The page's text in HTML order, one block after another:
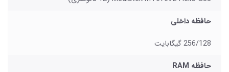
حافظه داخلی
256/128 گیگابایت
حافظه RAM